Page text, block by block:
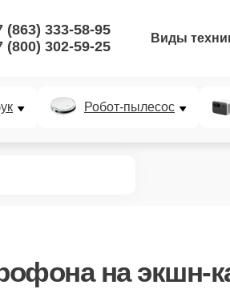
(863) 333-58-95
(800) 302-59-25
Виды
Робот-пылесос
на экшн-